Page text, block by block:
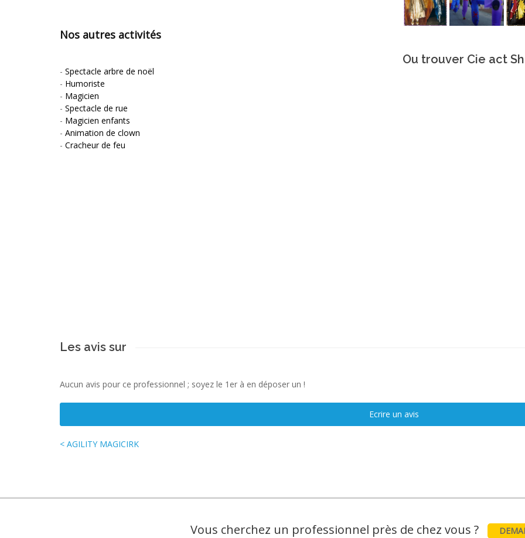
Nos autres activités
- Spectacle arbre de noël
- Humoriste
- Magicien
- Spectacle de rue
- Magicien enfants
- Animation de clown
- Cracheur de feu
Ou trouver Cie act
Les avis sur
Aucun avis pour ce professionnel ; soyez le 1er à en déposer un !
Ecrire un avis
< AGILITY MAGICIRK
Vous cherchez un professionnel près de chez vous ?